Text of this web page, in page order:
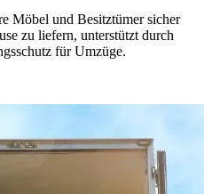
Möbel und Besitztümer sicher
zu liefern, unterstützt durch
für Umzüge.